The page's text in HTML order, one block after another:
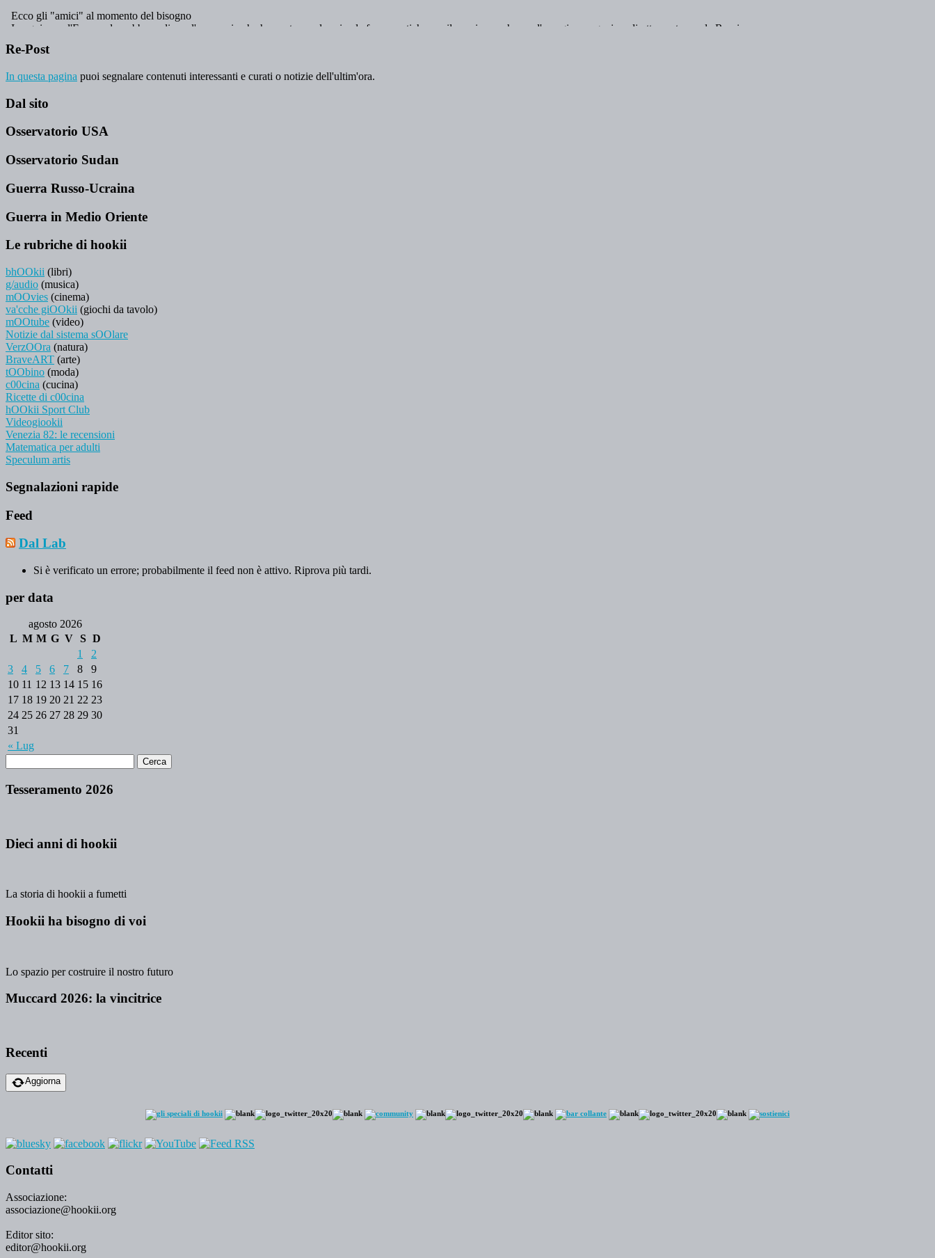
Re-Post
In questa pagina puoi segnalare contenuti interessanti e curati o notizie dell'ultim'ora.
Dal sito
Osservatorio USA
Osservatorio Sudan
Guerra Russo-Ucraina
Guerra in Medio Oriente
Le rubriche di hookii
bhOOkii (libri)
g/audio (musica)
mOOvies (cinema)
va'cche giOOkii (giochi da tavolo)
mOOtube (video)
Notizie dal sistema sOOlare
VerzOOra (natura)
BraveART (arte)
tOObino (moda)
c00cina (cucina)
Ricette di c00cina
hOOkii Sport Club
Videogiookii
Venezia 82: le recensioni
Matematica per adulti
Speculum artis
Segnalazioni rapide
Feed
Dal Lab
Si è verificato un errore; probabilmente il feed non è attivo. Riprova più tardi.
per data
agosto 2026
L M M G V S D
« Lug
1
2
3
4 5 6 7 8
9
10 11 12 13 14 15 16
17 18 19 20 21 22 23
24 25 26 27 28 29 30
31
Tesseramento 2026
Dieci anni di hookii
La storia di hookii a fumetti
Hookii ha bisogno di voi
Lo spazio per costruire il nostro futuro
Muccard 2026: la vincitrice
Recenti
Aggiorna
Contatti
Associazione:
associazione@hookii.org
Editor sito:
editor@hookii.org